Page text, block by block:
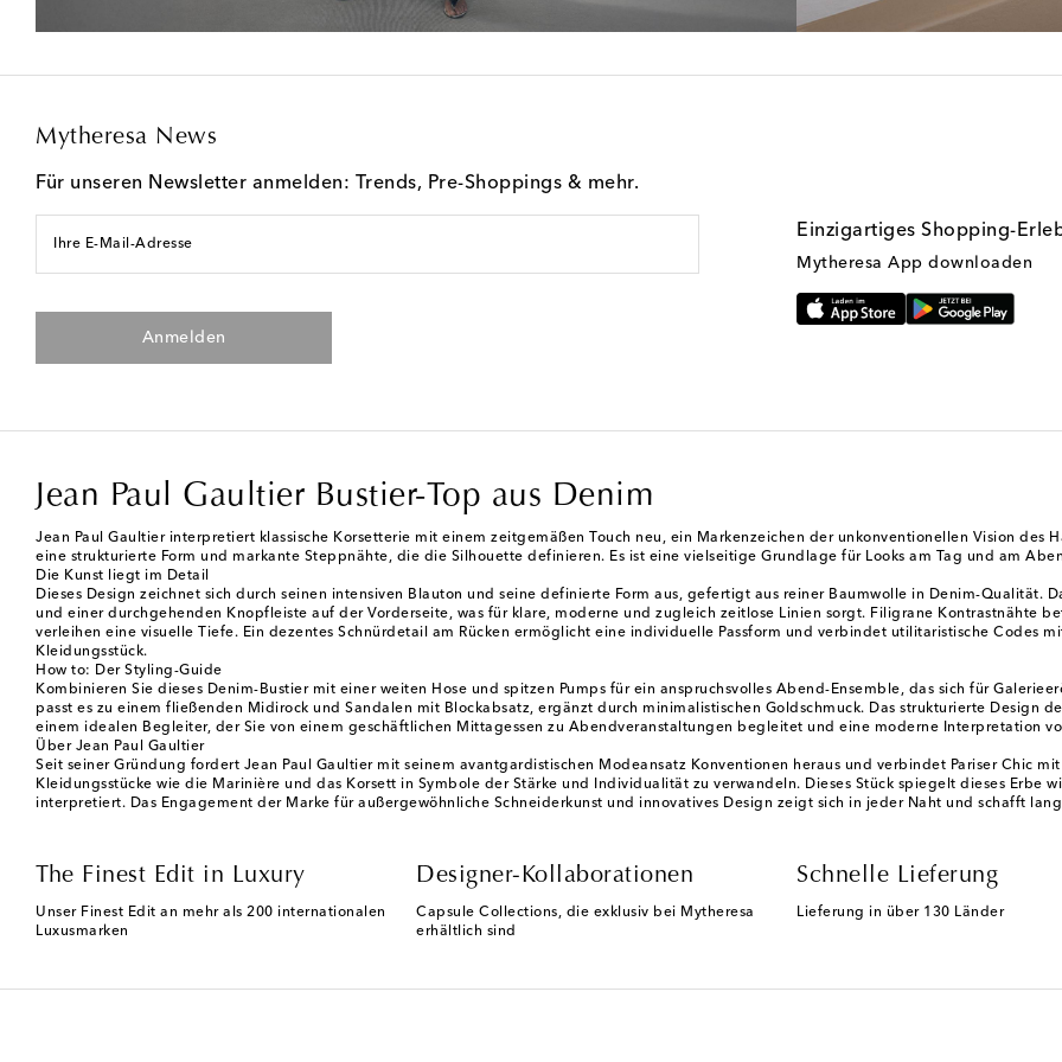
Mytheresa News
Für unseren Newsletter anmelden: Trends, Pre-Shoppings & mehr.
Ihre E-Mail-Adresse
Anmelden
Einzigartiges Shopping-
Mytheresa App downloaden
Jean Paul Gaultier Bustier-Top aus Denim
Jean Paul Gaultier interpretiert klassische Korsetterie mit einem zeitgemäßen Touch neu, ein Markenzeichen der unkonventionellen Vision des
eine strukturierte Form und markante Steppnähte, die die Silhouette definieren. Es ist eine vielseitige Grundlage für Looks am Tag und am
Die Kunst liegt im Detail
Dieses Design zeichnet sich durch seinen intensiven Blauton und seine definierte Form aus, gefertigt aus reiner Baumwolle in Denim-Qualität.
und einer durchgehenden Knopfleiste auf der Vorderseite, was für klare, moderne und zugleich zeitlose Linien sorgt. Filigrane Kontrastnähte
verleihen eine visuelle Tiefe. Ein dezentes Schnürdetail am Rücken ermöglicht eine individuelle Passform und verbindet utilitaristische Codes
Kleidungsstück.
How to: Der Styling-Guide
Kombinieren Sie dieses Denim-Bustier mit einer weiten Hose und spitzen Pumps für ein anspruchsvolles Abend-Ensemble, das sich für
passt es zu einem fließenden Midirock und Sandalen mit Blockabsatz, ergänzt durch minimalistischen Goldschmuck. Das strukturierte Design
einem idealen Begleiter, der Sie von einem geschäftlichen Mittagessen zu Abendveranstaltungen begleitet und eine moderne Interpretation
Über Jean Paul Gaultier
Seit seiner Gründung fordert Jean Paul Gaultier mit seinem avantgardistischen Modeansatz Konventionen heraus und verbindet Pariser Chic
Kleidungsstücke wie die Marinière und das Korsett in Symbole der Stärke und Individualität zu verwandeln. Dieses Stück spiegelt dieses Erbe
interpretiert. Das Engagement der Marke für außergewöhnliche Schneiderkunst und innovatives Design zeigt sich in jeder Naht und schafft
The Finest Edit in Luxury
Unser Finest Edit an mehr als 200 internationalen
Luxusmarken
Designer-Kollaborationen
Capsule Collections, die exklusiv bei Mytheresa
erhältlich sind
Schnelle Lieferung
Lieferung in über 130 Länder